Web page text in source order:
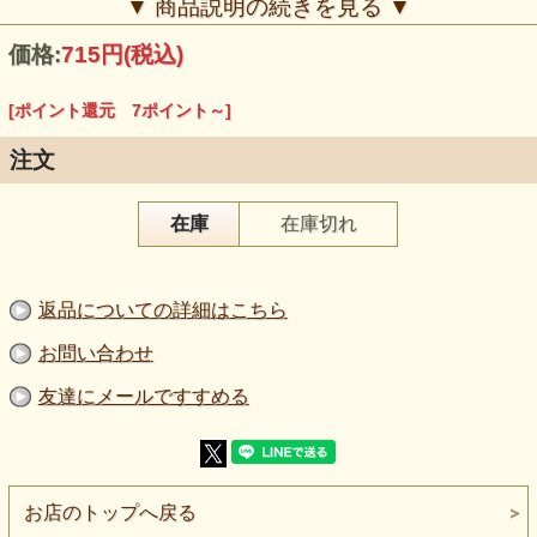
【商品名】スパンコール風ラメニット ショッキングピンク
【販売単位】５０ｃｍ単位になります 【生地の厚さ】やや
【生地の伸び】タテヨコに伸びます
【ボタンの大きさ】柄の大きさを比較するボタンの直径は２
ｃｍです。
【ご注意下さい】お洗濯はできません。ドライ、手洗いとも
【当店の販売方法について】
・一部お取り寄せ商品がある事から５日後からのご指定可能
となっておりますが、即出荷をご希望の方はお時間のご指定
だけを、５日以内で日時のご指定がある方は備考欄にご希望
の日付を記載ください。
▼ 商品説明の続きを見る ▼
価格:715円(税込)
[ポイント還元 7ポイント～]
注文
在庫 在庫切れ
返品についての詳細はこちら
お問い合わせ
友達にメールですすめる
お店のトップへ戻る